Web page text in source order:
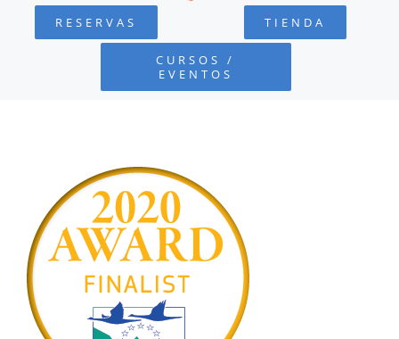
FUNDACIÓN
COLABORA
RECURSOS
NOTICIAS
RESERVAS TIENDA
CURSOS /
EVENTOS